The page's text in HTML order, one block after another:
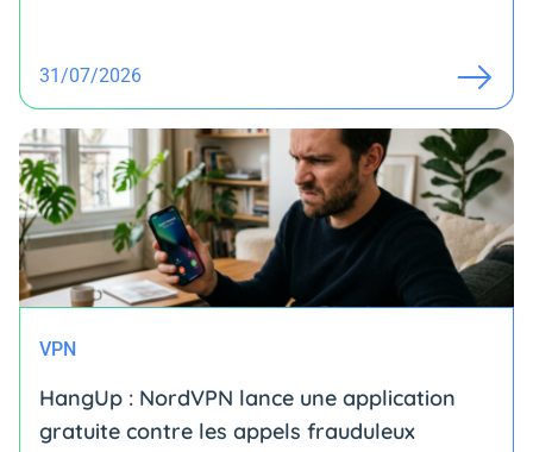
31/07/2026
VPN
HangUp : NordVPN lance une application
gratuite contre les appels frauduleux